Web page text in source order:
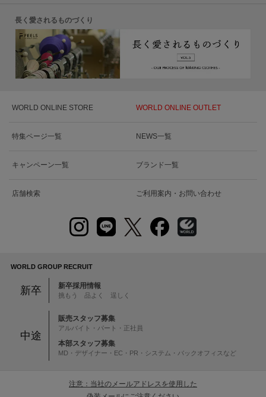
長く愛されるものづくり
WORLD ONLINE STORE WORLD ONLINE OUTLET
特集ページ一覧 NEWS一覧
キャンペーン一覧 ブランド一覧
店舗検索 ご利用案内・お問い合わせ
WORLD GROUP RECRUIT
新卒 新卒採用情報
挑もう 品よく 逞しく
中途
販売スタッフ募集
アルバイト・パート・正社員
本部スタッフ募集
MD・デザイナー・EC・PR・システム・バックオフィスなど
注意：当社のメールアドレスを使用した